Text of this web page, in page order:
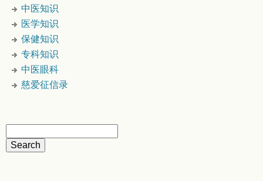
中医知识
医学知识
保健知识
专科知识
中医眼科
慈爱征信录